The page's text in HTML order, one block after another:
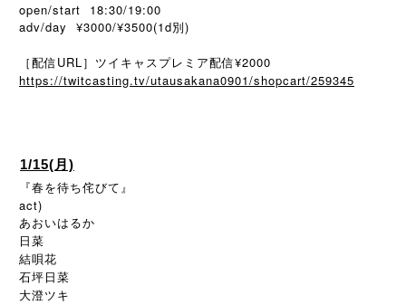
open/start 18:30/19:00
adv/day ¥3000/¥3500(1d別)
［配信URL］ツイキャスプレミア配信¥2000
https://twitcasting.tv/utausakana0901/shopcart/259345
1/15(月)
『春を待ち侘びて』
act)
あおいはるか
日菜
結唄花
石坪日菜
大澄ツキ